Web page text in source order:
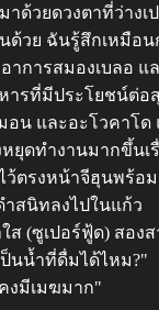
าด้วยดวงตาที่ว่างเ
วย ฉันรู้สึกเหมือน
อาการสมองเบลอ
รที่มีประโยชน์ต่อ
อน และอะโวคาโ
ยุดทำงานมากขึ้นเ
ว้ตรงหน้าจีฮุนพร้อ
สนิทลงไปในแก้ว
(ซูเปอร์ฟู้ด) สอง
นน้ำที่ดื่มได้ไหม?"
งมีเมฆมาก"